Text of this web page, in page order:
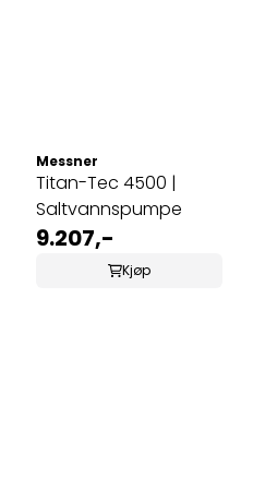
Messner
Titan-Tec 4500 |
Saltvannspumpe
9.207,-
Kjøp